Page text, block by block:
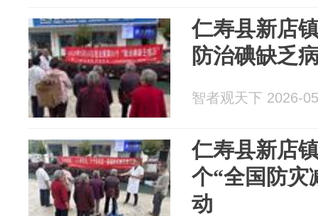
仁寿县新店
防治碘缺乏
智者观天下 2026-
仁寿县新店
个“全国防灾
动